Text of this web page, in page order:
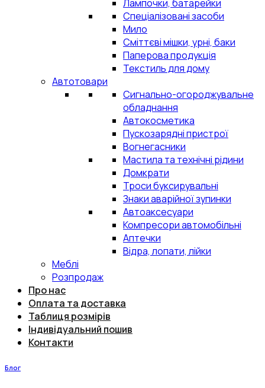
Лампочки, батарейки
Спеціалізовані засоби
Мило
Сміттєві мішки, урні, баки
Паперова продукція
Текстиль для дому
Автотовари
Сигнально-огороджувальне
обладнання
Автокосметика
Пускозарядні пристрої
Вогнегасники
Мастила та технічні рідини
Домкрати
Троси буксирувальні
Знаки аварійної зупинки
Автоаксесуари
Компресори автомобільні
Аптечки
Відра, лопати, лійки
Меблі
Розпродаж
Про нас
Оплата та доставка
Таблиця розмірів
Індивідуальний пошив
Контакти
Блог